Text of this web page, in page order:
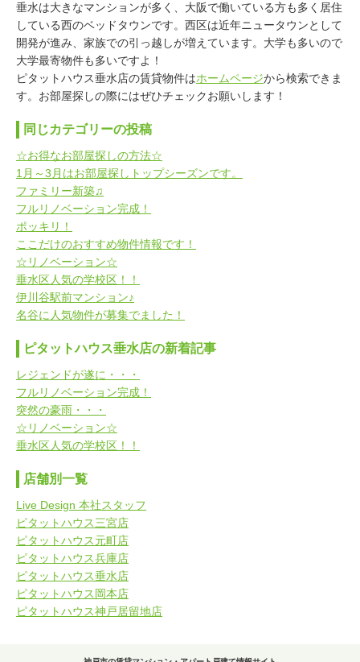
垂水は大きなマンションが多く、大阪で働いている方も多く居住
している西のベッドタウンです。西区は近年ニュータウンとして
開発が進み、家族での引っ越しが増えています。大学も多いので
大学最寄物件も多いですよ！
ピタットハウス垂水店の賃貸物件はホームページから検索できま
す。お部屋探しの際にはぜひチェックお願いします！
同じカテゴリーの投稿
☆お得なお部屋探しの方法☆
1月～3月はお部屋探しトップシーズンです。
ファミリー新築♫
フルリノベーション完成！
ポッキリ！
ここだけのおすすめ物件情報です！
☆リノベーション☆
垂水区人気の学校区！！
伊川谷駅前マンション♪
名谷に人気物件が募集でました！
ピタットハウス垂水店の新着記事
レジェンドが遂に・・・
フルリノベーション完成！
突然の豪雨・・・
☆リノベーション☆
垂水区人気の学校区！！
店舗別一覧
Live Design 本社スタッフ
ピタットハウス三宮店
ピタットハウス元町店
ピタットハウス兵庫店
ピタットハウス垂水店
ピタットハウス岡本店
ピタットハウス神戸居留地店